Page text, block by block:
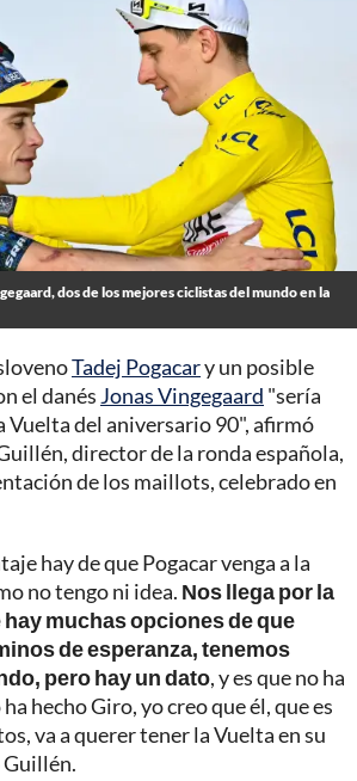
dos de los mejores ciclistas del mundo en la
Tadej Pogacary un posible
el danés Jonas Vingegaard "sería
Vuelta del aniversario 90", afirmó
director de la ronda española,
de los maillots, celebrado en
hay de que Pogacar venga a la
no tengo ni idea. Nos llega por la
muchas opciones de que
de esperanza, tenemos
pero hay un dato, y es que no ha
hecho Giro, yo creo que él, que es
va a querer tener la Vuelta en su
Guillén.